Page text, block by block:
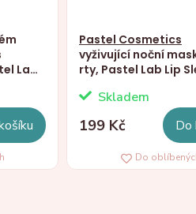
Lab
Pastel Cosmetics
vyživující noční
rty, Pastel Lab Lip
Skladem
199 Kč Do
Do